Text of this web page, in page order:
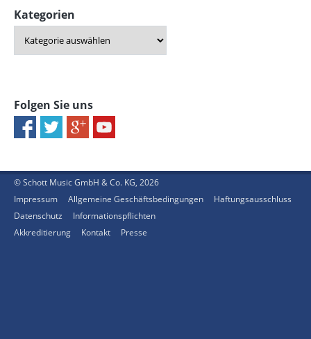
Kategorien
Folgen Sie uns
© Schott Music GmbH & Co. KG, 2026
Impressum
Allgemeine Geschäftsbedingungen
Haftungsausschluss
Datenschutz
Informationspflichten
Akkreditierung
Kontakt Presse